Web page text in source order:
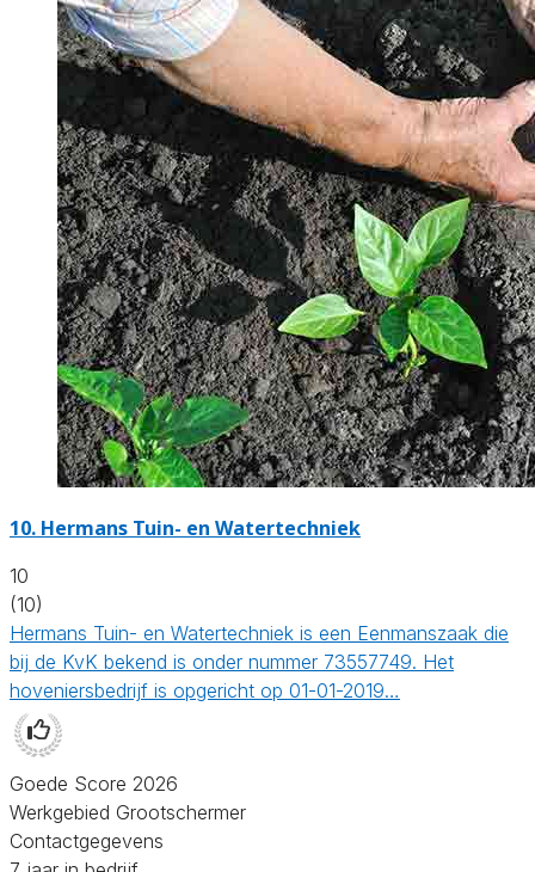
10. Hermans Tuin- en Watertechniek
10
(10)
Hermans Tuin- en Watertechniek is een Eenmanszaak die
bij de KvK bekend is onder nummer 73557749. Het
hoveniersbedrijf is opgericht op 01-01-2019…
Goede Score 2026
Werkgebied Grootschermer
Contactgegevens